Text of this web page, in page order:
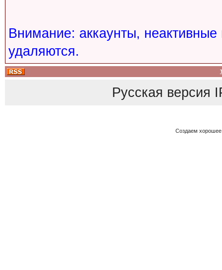
Внимание: аккаунты,
удаляются.
Русская версия
Создаем